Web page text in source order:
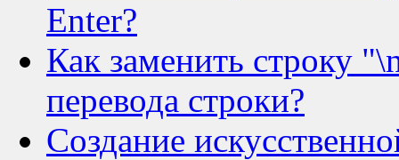
Enter?
Как заменить строку
перевода строки?
Создание